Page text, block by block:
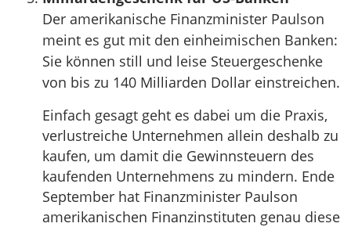
Der amerikanische Finanzminister Paulson
meint es gut mit den einheimischen Banken:
Sie können still und leise Steuergeschenke
von bis zu 140 Milliarden Dollar einstreichen.
Einfach gesagt geht es dabei um die Praxis,
verlustreiche Unternehmen allein deshalb zu
kaufen, um damit die Gewinnsteuern des
kaufenden Unternehmens zu mindern. Ende
September hat Finanzminister Paulson
amerikanischen Finanzinstituten genau diese